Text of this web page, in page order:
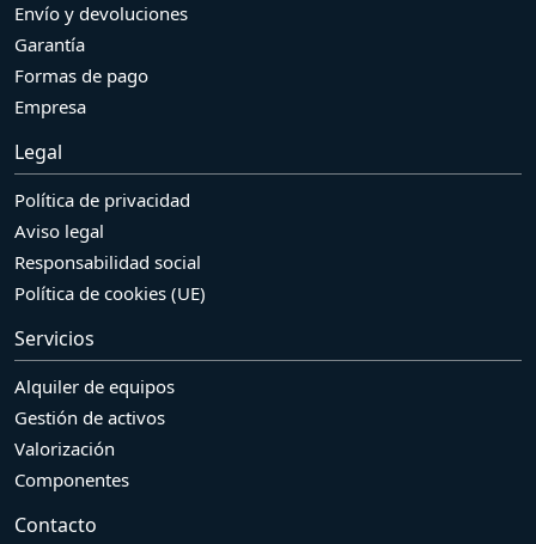
Envío y devoluciones
Garantía
Formas de pago
Empresa
Legal
Política de privacidad
Aviso legal
Responsabilidad social
Política de cookies (UE)
Servicios
Alquiler de equipos
Gestión de activos
Valorización
Componentes
Contacto